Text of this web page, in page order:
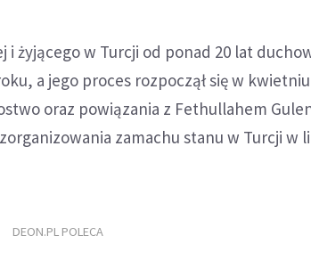
i żyjącego w Turcji od ponad 20 lat
a jego proces rozpoczął się w
oraz powiązania z Fethullahem
zamachu stanu w Turcji w
DEON.PL POLECA